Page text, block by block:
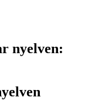
nyelven: